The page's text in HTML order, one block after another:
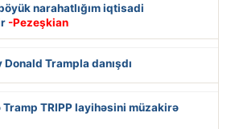
narahatlığım iqtisadi
-Pezeşkian
Trampla danışdı
Tramp TRIPP layihəsini müzakirə